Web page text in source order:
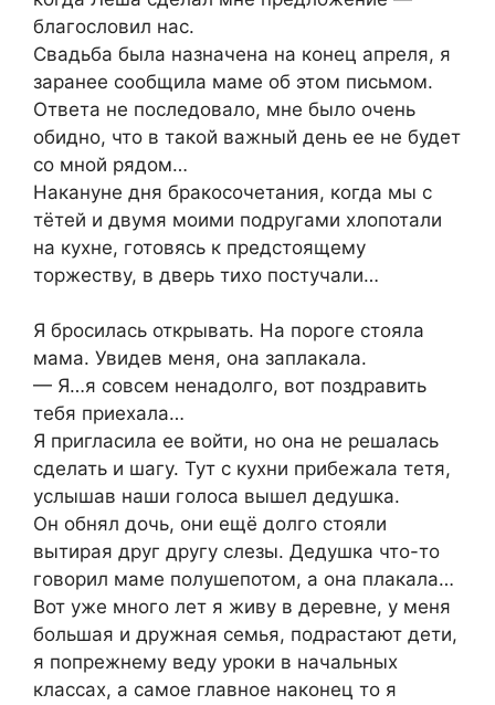
благословил нас.
Свадьба была назначена на конец апреля, я
заранее сообщила маме об этом письмом.
Ответа не последовало, мне было очень
обидно, что в такой важный день ее не будет
со мной рядом…
Накануне дня бракосочетания, когда мы с
тётей и двумя моими подругами хлопотали
на кухне, готовясь к предстоящему
торжеству, в дверь тихо постучали…
Я бросилась открывать. На пороге стояла
мама. Увидев меня, она заплакала.
— Я…я совсем ненадолго, вот поздравить
тебя приехала…
Я пригласила ее войти, но она не решалась
сделать и шагу. Тут с кухни прибежала тетя,
услышав наши голоса вышел дедушка.
Он обнял дочь, они ещё долго стояли
вытирая друг другу слезы. Дедушка что-то
говорил маме полушепотом, а она плакала…
Вот уже много лет я живу в деревне, у меня
большая и дружная семья, подрастают дети,
я попрежнему веду уроки в начальных
классах, а самое главное наконец то я